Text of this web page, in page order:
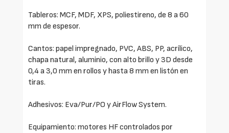
Tableros: MCF, MDF, XPS, poliestireno, de 8 a 60
mm de espesor.
Cantos: papel impregnado, PVC, ABS, PP, acrílico,
chapa natural, aluminio, con alto brillo y 3D desde
0,4 a 3,0 mm en rollos y hasta 8 mm en listón en
tiras.
Adhesivos: Eva/Pur/PO y AirFlow System.
Equipamiento: motores HF controlados por